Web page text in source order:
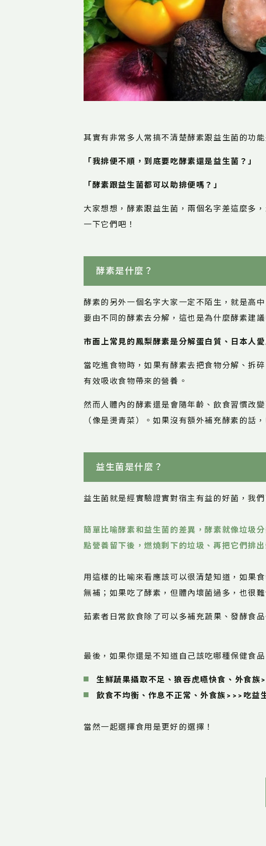
其實有非常多人常搞不清楚酵素跟益生菌的功
「我排便不順，到底要吃酵素還是益生菌？」
「酵素跟益生菌都可以助排便嗎？」
大家想想，酵素跟益生菌，兩個名字差這麼多
一下它們吧！
酵素是什麼？
酵素的另外一個名字大家一定不陌生，就是高
要由不同的酵素去分解，這也是為什麼酵素建
市面上常見的鳳梨酵素是分解蛋白質、日本人
當吃進食物時，如果有酵素去把食物分解、拆
有效吸收食物帶來的營養。
然而人體內的酵素還是會隨年齡、飲食習慣改
（像是燙青菜）。如果沒有額外補充酵素的話
益生菌是什麼？
益生菌就是經實驗證實對宿主有益的好菌，我
簡單比喻酵素和益生菌的差異，酵素就像垃圾
點營養留下後，燃燒剩下的垃圾、再把它們排出
用這樣的比喻來看應該可以很清楚知道，如果
無補；如果吃了酵素，但體內壞菌過多，也很難
茹素者日常飲食除了可以多補充蔬果、發酵食
最後，如果你還是不知道自己該吃哪種保健食品
生鮮蔬果攝取不足、狼吞虎嚥快食、外食族
飲食不均衡、作息不正常、外食族>>>吃益
當然一起選擇食用是更好的選擇！